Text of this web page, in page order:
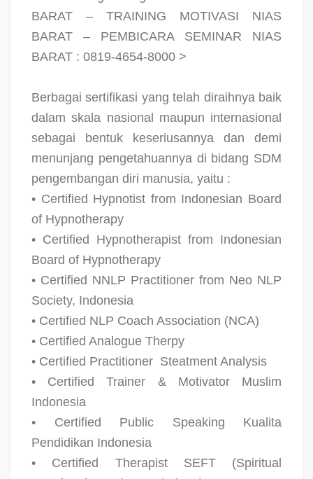
BARAT – TRAINING MOTIVASI NIAS
BARAT – PEMBICARA SEMINAR NIAS
BARAT : 0819-4654-8000 >
Berbagai sertifikasi yang telah diraihnya baik
dalam skala nasional maupun internasional
sebagai bentuk keseriusannya dan demi
menunjang pengetahuannya di bidang SDM
pengembangan diri manusia, yaitu :
• Certified Hypnotist from Indonesian Board
of Hypnotherapy
• Certified Hypnotherapist from Indonesian
Board of Hypnotherapy
• Certified NNLP Practitioner from Neo NLP
Society, Indonesia
• Certified NLP Coach Association (NCA)
• Certified Analogue Therpy
• Certified Practitioner Steatment Analysis
• Certified Trainer & Motivator Muslim
Indonesia
• Certified Public Speaking Kualita
Pendidikan Indonesia
• Certified Therapist SEFT (Spiritual